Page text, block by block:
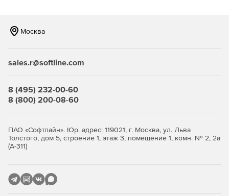
надежности. Система сохраняет работоспособность даже
Экономия затрат
Встроенные инструменты облегчают перенос данных и
кода. Затраты на капитал и эксплуатацию сокращаются в
4–6 раз по сравнению с зарубежными аналогами.
Масштабирование и отказоустойчивость
Postgres Pro Enterprise включает встроенный
распределенных ЦОДов и автоматическим
Москва
sales.r@softline.com
8 (495) 232-00-60
8 (800) 200-08-60
ПАО «Софтлайн». Юр. адрес: 119021, г. Москва, ул. Льва
Толстого, дом 5, строение 1, этаж 3, помещение 1, комн. № 2, 2а
(А-311)